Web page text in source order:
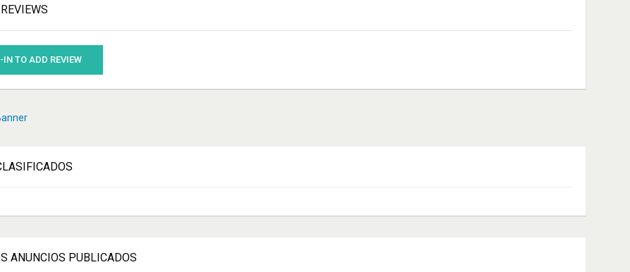
IN TO ADD REVIEW
ANUNCIOS PUBLICADOS